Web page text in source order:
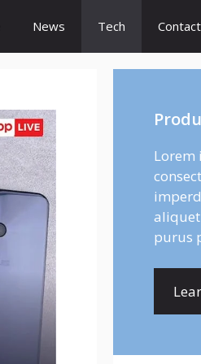
News Tech
Lorem
purus